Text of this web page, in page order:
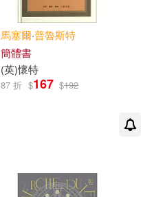
馬塞爾·普魯斯特
簡體書
(英)懷特
87 折 $167 $192